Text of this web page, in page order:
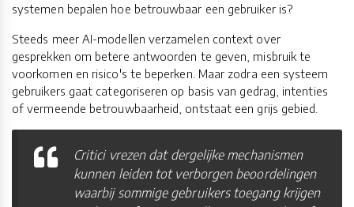
systemen bepalen hoe betrouwbaar een gebruiker is?
Steeds meer AI-modellen verzamelen context over
gesprekken om betere antwoorden te geven, misbruik te
voorkomen en risico's te beperken. Maar zodra een systeem
gebruikers gaat categoriseren op basis van gedrag, intenties
of vermeende betrouwbaarheid, ontstaat een grijs gebied.
Critici vrezen dat dergelijke mechanismen
kunnen leiden tot verborgen beoordelingen
waarbij sommige gebruikers toegang krijgen